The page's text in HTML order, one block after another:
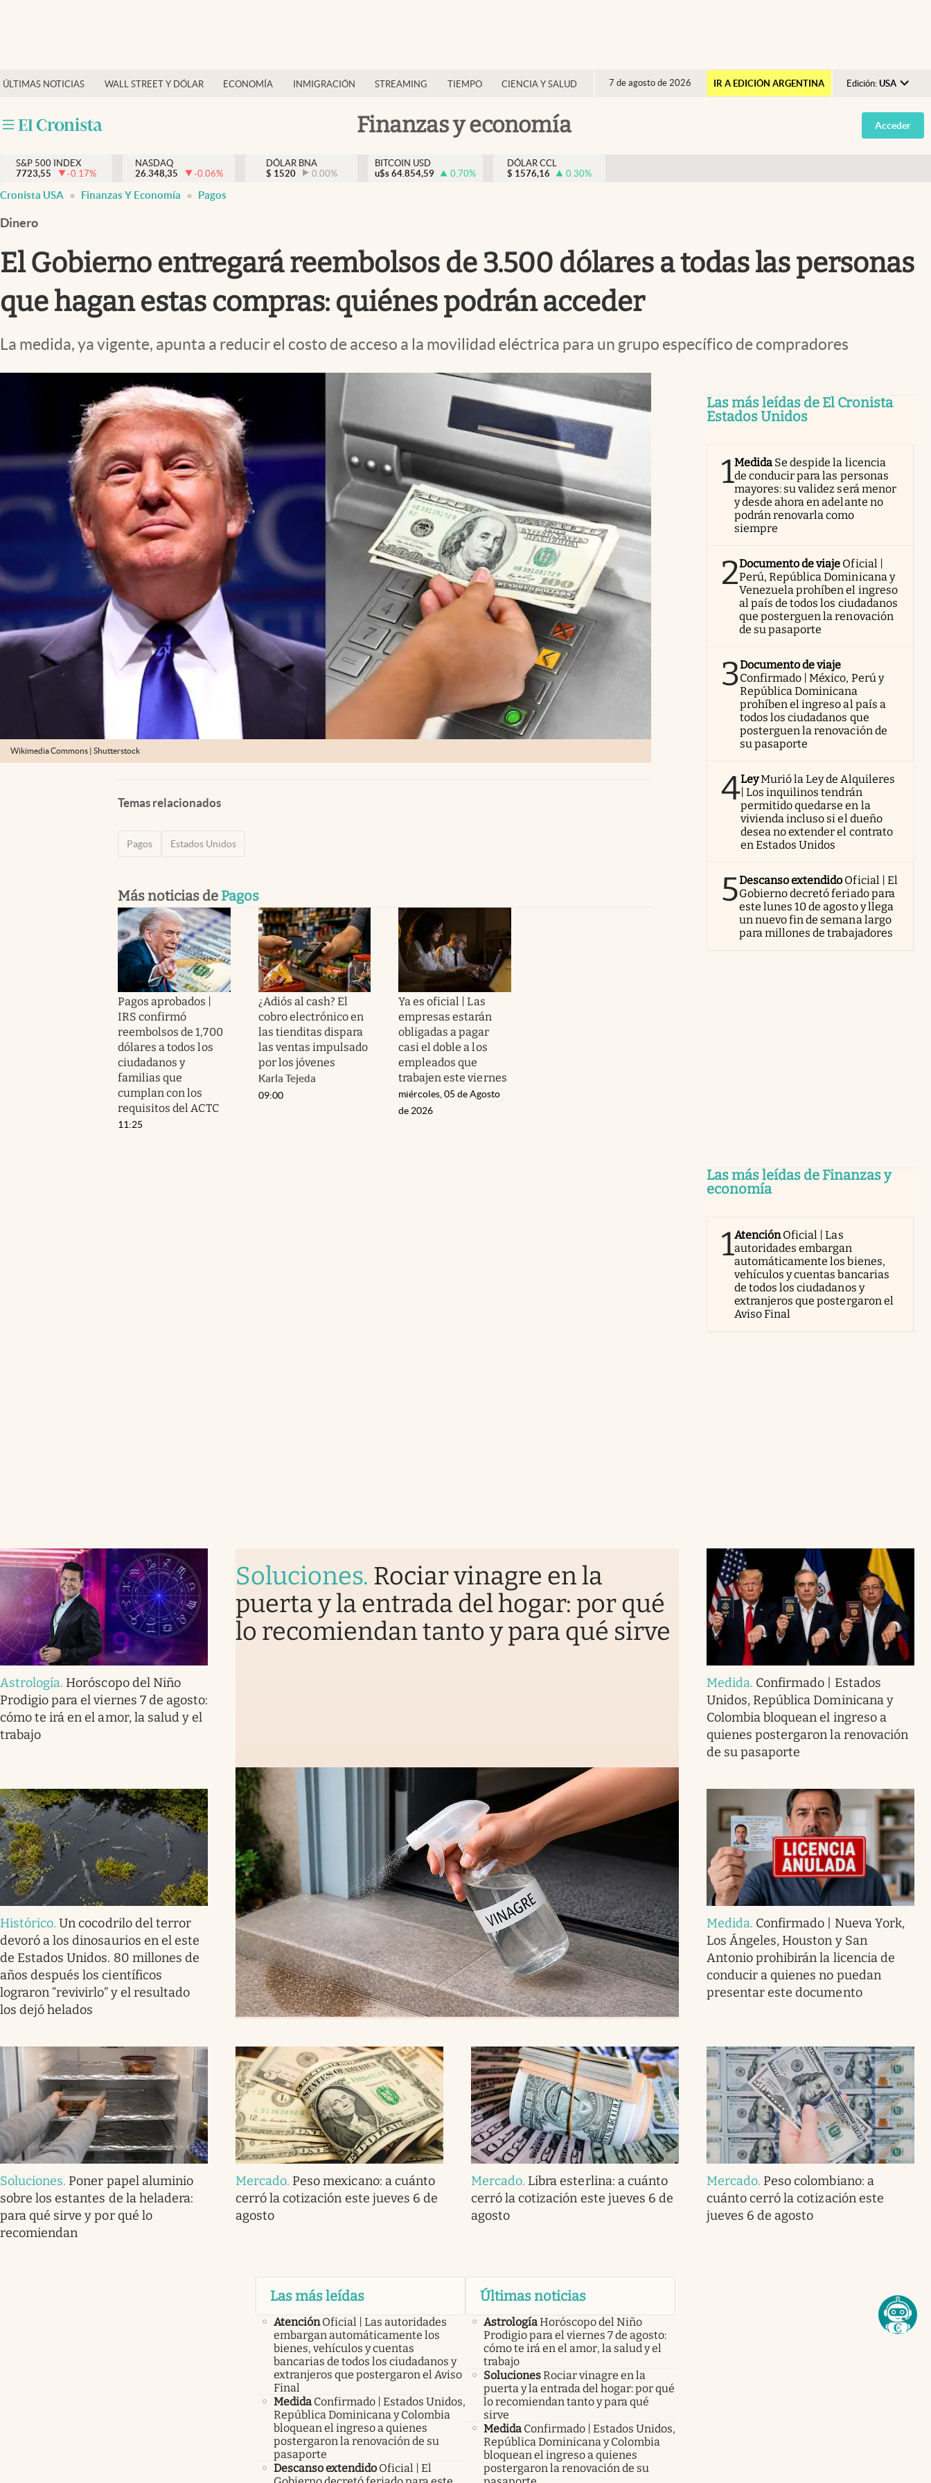
ÚLTIMAS NOTICIAS WALL STREET Y DÓLAR ECONOMÍA INMIGRACIÓN STREAMING TIEMPO CIENCIA Y SALUD 7 de agosto de 2026 IR A EDICIÓN ARGENTINA Edición: USA
Argentina
España
Finanzas y economía
Finanzas y economía
Inmigración
Trending
Streaming
Lifestyle
Acceder
S&P 500 INDEX
7723,55
-0.17%
NASDAQ
26.348,35
-0.06%
DÓLAR BNA
$ 1520 0.00%
BITCOIN USD
u$s 64.854,59 0.70%
DÓLAR CCL
$ 1576,16 0.30%
Cronista USA Finanzas Y Economía Pagos
Dinero
El Gobierno entregará reembolsos de 3.500 dólares a todas las personas
que hagan estas compras: quiénes podrán acceder
La medida, ya vigente, apunta a reducir el costo de acceso a la movilidad eléctrica para un grupo específico de compradores
Wikimedia Commons | Shutterstock
Temas relacionados
Pagos Estados Unidos
Más noticias de Pagos
Pagos aprobados |
IRS confirmó
reembolsos de 1,700
dólares a todos los
ciudadanos y
familias que
cumplan con los
requisitos del ACTC
11:25
¿Adiós al cash? El
cobro electrónico en
las tienditas dispara
las ventas impulsado
por los jóvenes
Karla Tejeda
09:00
Ya es oficial | Las
empresas estarán
obligadas a pagar
casi el doble a los
empleados que
trabajen este viernes
miércoles, 05 de Agosto
de 2026
Las más leídas de El Cronista
Estados Unidos
1Medida Se despide la licencia
de conducir para las personas
mayores: su validez será menor
y desde ahora en adelante no
podrán renovarla como
siempre
2Documento de viaje Oficial |
Perú, República Dominicana y
Venezuela prohíben el ingreso
al país de todos los ciudadanos
que posterguen la renovación
de su pasaporte
3Documento de viaje
Confirmado | México, Perú y
República Dominicana
prohíben el ingreso al país a
todos los ciudadanos que
posterguen la renovación de
su pasaporte
4LeyMurió la Ley de Alquileres
| Los inquilinos tendrán
permitido quedarse en la
vivienda incluso si el dueño
desea no extender el contrato
en Estados Unidos
5Descanso extendido Oficial | El
Gobierno decretó feriado para
este lunes 10 de agosto y llega
un nuevo fin de semana largo
para millones de trabajadores
Las más leídas de Finanzas y
economía
1AtenciónOficial | Las
autoridades embargan
automáticamente los bienes,
vehículos y cuentas bancarias
de todos los ciudadanos y
extranjeros que postergaron el
Aviso Final
Astrología. Horóscopo del Niño
Prodigio para el viernes 7 de agosto:
cómo te irá en el amor, la salud y el
trabajo
Soluciones. Rociar vinagre en la
puerta y la entrada del hogar: por qué
lo recomiendan tanto y para qué sirve
Medida. Confirmado | Estados
Unidos, República Dominicana y
Colombia bloquean el ingreso a
quienes postergaron la renovación
de su pasaporte
Histórico.Un cocodrilo del terror
devoró a los dinosaurios en el este
de Estados Unidos. 80 millones de
años después los científicos
lograron “revivirlo” y el resultado
los dejó helados
Medida. Confirmado | Nueva York,
Los Ángeles, Houston y San
Antonio prohibirán la licencia de
conducir a quienes no puedan
presentar este documento
Soluciones. Poner papel aluminio
sobre los estantes de la heladera:
para qué sirve y por qué lo
recomiendan
Mercado. Peso mexicano: a cuánto
cerró la cotización este jueves 6 de
agosto
Mercado. Libra esterlina: a cuánto
cerró la cotización este jueves 6 de
agosto
Mercado. Peso colombiano: a
cuánto cerró la cotización este
jueves 6 de agosto
Las más leídas
Atención Oficial | Las autoridades
embargan automáticamente los
bienes, vehículos y cuentas
bancarias de todos los ciudadanos y
extranjeros que postergaron el Aviso
Final
Medida Confirmado | Estados Unidos,
República Dominicana y Colombia
bloquean el ingreso a quienes
postergaron la renovación de su
pasaporte
Descanso extendido Oficial | El
Últimas noticias
AstrologíaHoróscopo del Niño
Prodigio para el viernes 7 de agosto:
cómo te irá en el amor, la salud y el
trabajo
SolucionesRociar vinagre en la
puerta y la entrada del hogar: por qué
lo recomiendan tanto y para qué
sirve
Medida Confirmado | Estados Unidos,
República Dominicana y Colombia
bloquean el ingreso a quienes
postergaron la renovación de su